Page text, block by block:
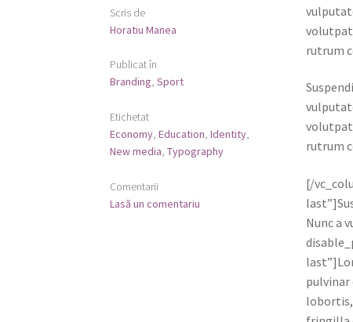
Scris de
Horatiu Manea
Publicat în
Branding,Sport
Etichetat
Economy,Education,Identity,
New media,Typography
Comentarii
Lasă un comentariu
volutpat
rutrum
volutpat
rutrum
[/
Nunc a
pulvinar
lobortis,